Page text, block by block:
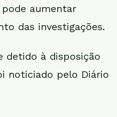
aumentar
das investigações.
detido à disposição
noticiado pelo Diário